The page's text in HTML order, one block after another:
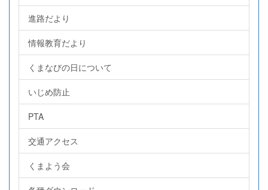
進路だより
情報教育だより
くまなびの日について
いじめ防止
PTA
交通アクセス
くまよう会